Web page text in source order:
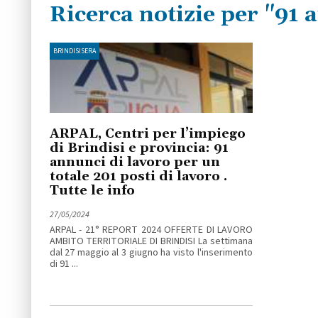
Ricerca notizie per "91
BRINDISISERA
ARPAL, Centri per l’impiego
di Brindisi e provincia: 91
annunci di lavoro per un
totale 201 posti di lavoro .
Tutte le info
27/05/2024
ARPAL - 21° REPORT 2024 OFFERTE DI LAVORO
AMBITO TERRITORIALE DI BRINDISI La settimana
dal 27 maggio al 3 giugno ha visto l'inserimento
di 91 ...